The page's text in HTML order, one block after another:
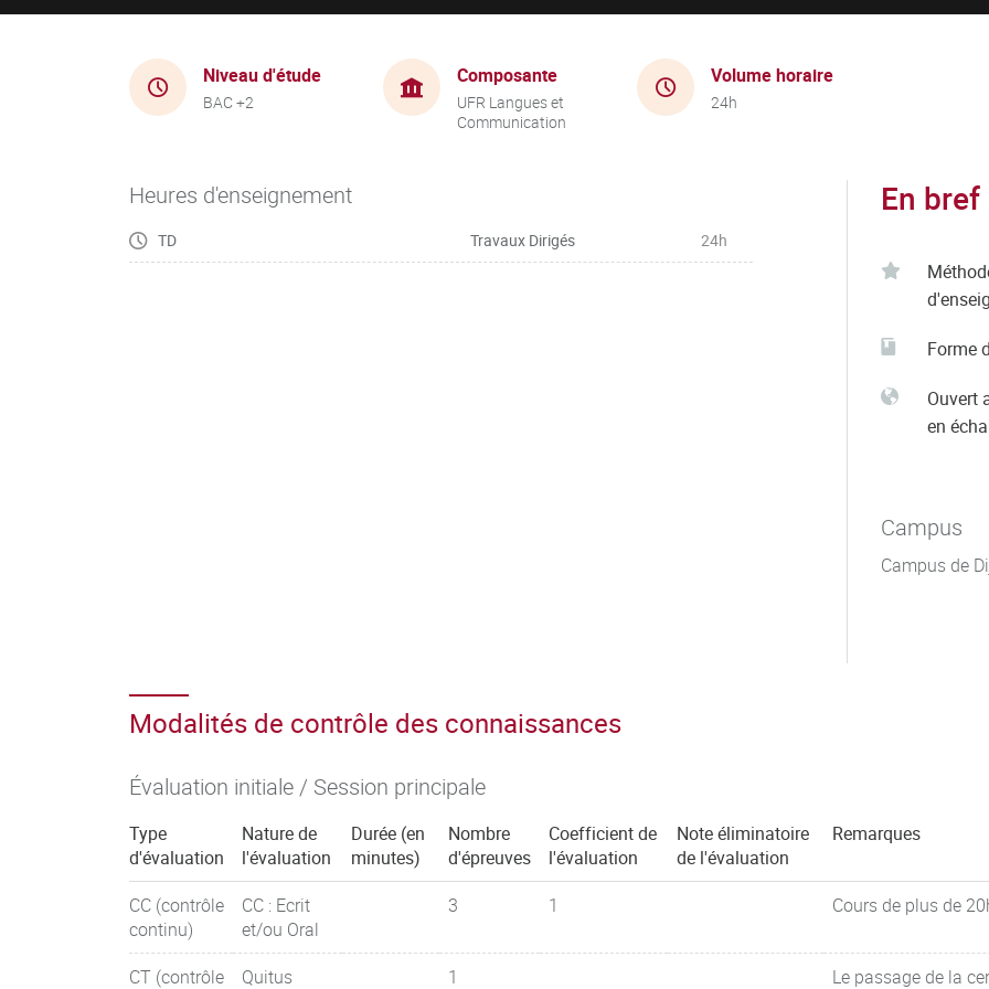
Niveau d'étude
BAC +2
Composante
UFR Langues et
Communication
Volume horaire
24h
Heures d'enseignement
TD Travaux Dirigés 24h
En bref
Forme
Ouvert
en
Campus
Campus de
Modalités de contrôle des connaissances
Évaluation initiale / Session principale
Type
d'évaluation
Nature de
l'évaluation
Durée (en
minutes)
Nombre
d'épreuves
Coefficient de
l'évaluation
Note éliminatoire
de l'évaluation
Remarques
CC (contrôle
continu)
CC : Ecrit
et/ou Oral
3 1 Cours de plus de
CT (contrôle Quitus 1 Le passage de la